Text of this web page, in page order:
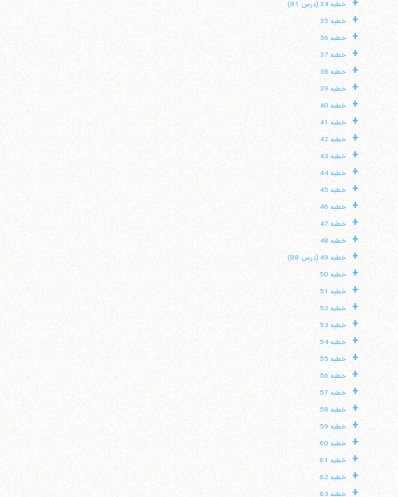
خطبه 34 (درس 81)
+ خطبه 35
+ خطبه 36
+ خطبه 37
+ خطبه 38
+ خطبه 39
+ خطبه 40
+ خطبه 41
+ خطبه 42
+ خطبه 43
+ خطبه 44
+ خطبه 45
+ خطبه 46
+ خطبه 47
+ خطبه 48
+ خطبه 49 (درس 88)
+ خطبه 50
+ خطبه 51
+ خطبه 52
+ خطبه 53
+ خطبه 54
+ خطبه 55
+ خطبه 56
+ خطبه 57
+ خطبه 58
+ خطبه 59
+ خطبه 60
+ خطبه 61
+ خطبه 62
+ خطبه 63